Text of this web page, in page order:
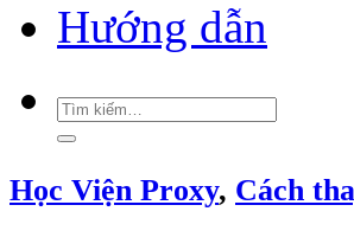
Hướng dẫn
Học Viện Proxy, Cách